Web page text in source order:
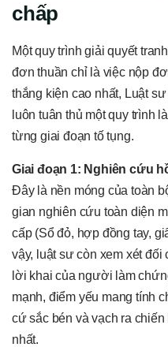
chấp
Một quy trình giải quyết
đơn thuần chỉ là việc nộp
thắng kiện cao nhất, Luật
luôn tuân thủ một quy trình
từng giai đoạn tố tụng.
Giai đoạn 1: Nghiên cứu
Đây là nền móng của toàn
gian nghiên cứu toàn diện
cấp (Sổ đỏ, hợp đồng tay,
vậy, luật sư còn xem xét
lời khai của người làm
mạnh, điểm yếu mang tính
cứ sắc bén và vạch ra
nhất.